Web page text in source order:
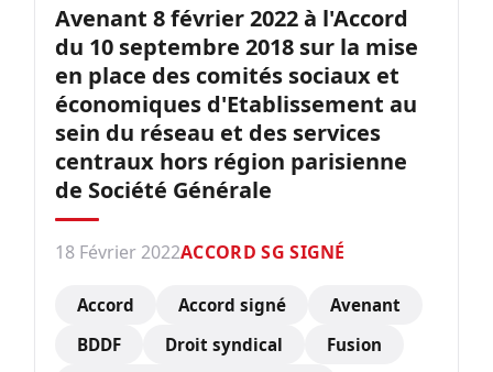
Avenant 8 février 2022 à l'Accord
du 10 septembre 2018 sur la mise
en place des comités sociaux et
économiques d'Etablissement au
sein du réseau et des services
centraux hors région parisienne
de Société Générale
18 Février 2022ACCORD SG SIGNÉ
Accord Accord signé
Avenant
BDDF
Droit syndical
Fusion